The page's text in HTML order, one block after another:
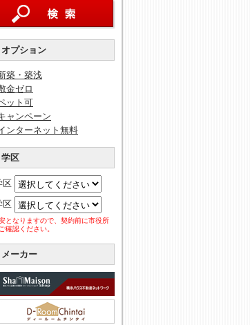
オプション
築・築浅
金ゼロ
ット可
ャンペーン
ンターネット無料
学区
区
区
となりますので、契約前に市役所
確認ください。
メーカー